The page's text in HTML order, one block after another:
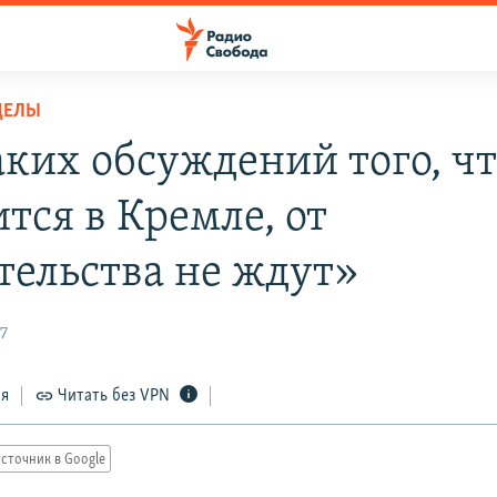
обсуждений того,
в Кремле, от
не ждут»
Читать без VPN
в Google